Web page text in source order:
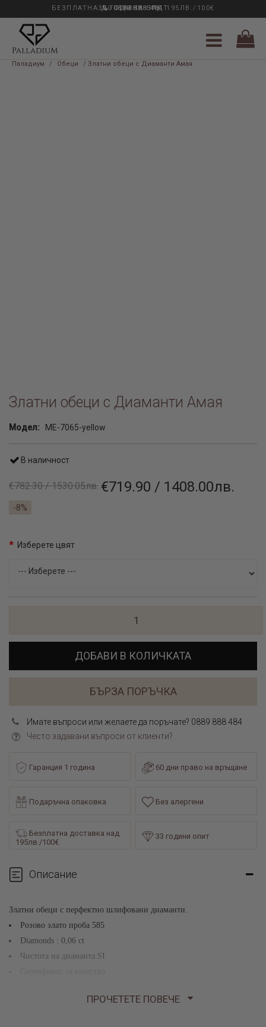
33 ГОДИНИ ОПИТ
БЕЗПЛАТНА ДОСТАВКА НАД 195ЛВ./100€
0889 888 484
Паладиум / Обеци / Златни обеци с Диаманти Амая
Златни обеци с Диаманти Амая
Модел: ME-7065-yellow
В наличност
€782.30 / 1530.05лв. €719.90 / 1408.00лв.
-8%
Изберете цвят
ДОБАВИ В КОЛИЧКАТА
БЪРЗА ПОРЪЧКА
Имате въпроси или желаете да поръчате? 0889 888 484
Често задавани въпроси от клиенти?
Гаранция 1 година 60 дни право на връщане
Подаръчна опаковка Без алергени
Безплатна доставка над
195лв./100€
33 години опит
Описание
Златни обеци с перфектно шлифовани диаманти.
Розово злато проба 585
Diamonds : 0,06 ct
Чистота на диаманта:SI
ПРОЧЕТЕТЕ ПОВЕЧЕ